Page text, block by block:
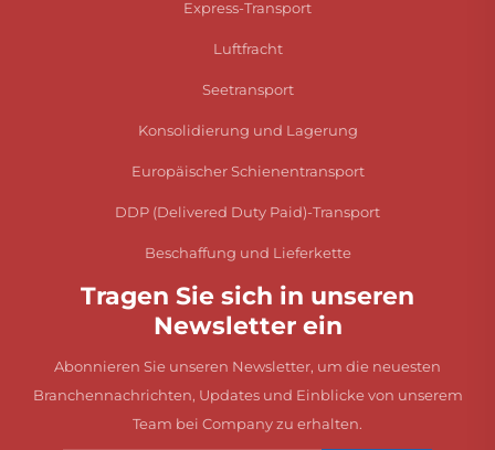
Express-Transport
Luftfracht
Seetransport
Konsolidierung und Lagerung
Europäischer Schienentransport
DDP (Delivered Duty Paid)-Transport
Beschaffung und Lieferkette
Tragen Sie sich in unseren
Newsletter ein
Abonnieren Sie unseren Newsletter, um die neuesten
Branchennachrichten, Updates und Einblicke von unserem
Team bei Company zu erhalten.